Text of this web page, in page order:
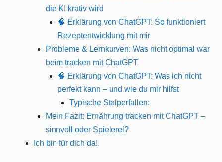
die KI krativ wird
🧠 Erklärung von ChatGPT: So funktioniert
Rezeptentwicklung mit mir
Probleme & Lernkurven: Was nicht optimal war
beim tracken mit ChatGPT
🧠 Erklärung von ChatGPT: Was ich nicht
perfekt kann – und wie du mir hilfst
Typische Stolperfallen:
Mein Fazit: Ernährung tracken mit ChatGPT –
sinnvoll oder Spielerei?
Ich bin für dich da!